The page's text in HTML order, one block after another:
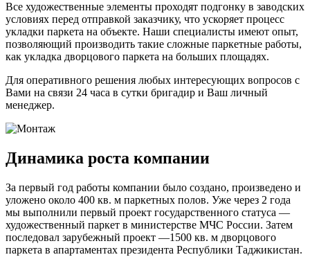
Все художественные элементы проходят подгонку в заводских
условиях перед отправкой заказчику, что ускоряет процесс
укладки паркета на объекте. Наши специалисты имеют опыт,
позволяющий производить такие сложные паркетные работы,
как укладка дворцового паркета на больших площадях.
Для оперативного решения любых интересующих вопросов с
Вами на связи 24 часа в сутки бригадир и Ваш личный
менеджер.
Динамика роста компании
За первый год работы компании было создано, произведено и
уложено около 400 кв. м паркетных полов. Уже через 2 года
мы выполнили первый проект государственного статуса —
художественный паркет в министерстве МЧС России. Затем
последовал зарубежный проект —1500 кв. м дворцового
паркета в апартаментах президента Республики Таджикистан.